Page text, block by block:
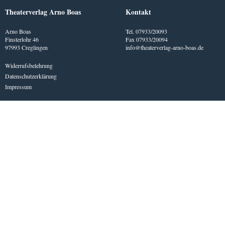
Theaterverlag Arno Boas
Arno Boas
Finsterlohr 46
97993 Creglingen
Widerrufsbelehrung
Datenschutzerklärung
Impressum
Kontakt
Tel. 07933/20093
Fax 07933/20094
info@theaterverlag-arno-boas.de